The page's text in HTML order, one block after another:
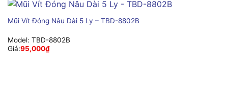
Mũi Vít Đóng Nâu Dài 5 Ly – TBD-8802B
Model: TBD-8802B
Giá:95,000₫